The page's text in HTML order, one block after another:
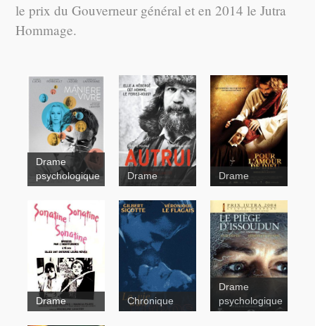
le prix du Gouverneur général et en 2014 le Jutra
Hommage.
Drame
psychologique
Autrui
Drame
Pour
l'amour de
Drame
Sonatine
Drame
La vie d'un
Chronique
Drame
psychologique